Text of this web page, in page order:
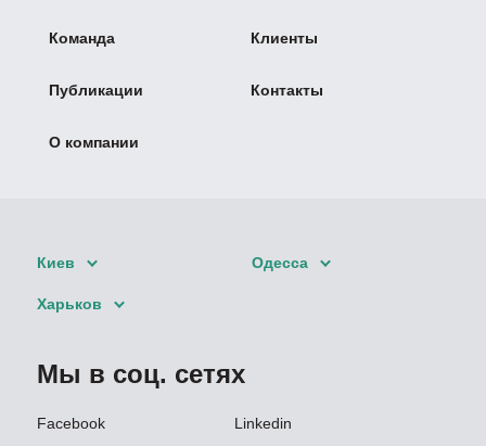
Команда Клиенты
Публикации Контакты
О компании
Киев Одесса
Харьков
Мы в соц. сетях
Facebook
Linkedin